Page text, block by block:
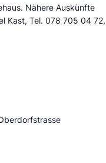
Nähere Auskünfte
Kast, Tel. 078 705 04 72,